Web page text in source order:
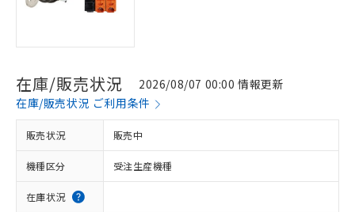
在庫/販売状況
2026/08/07 00:00 情報更新
在庫/販売状況 ご利用条件
販売状況 販売中
機種区分 受注生産機種
在庫状況